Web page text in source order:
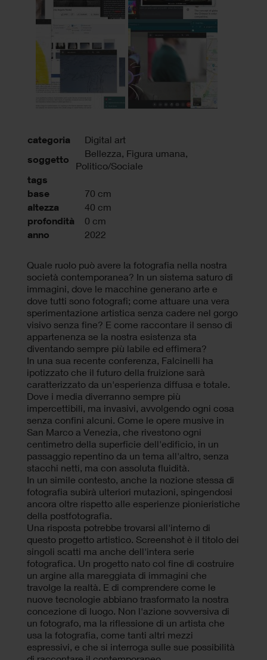
categoria Digital art
soggetto
Bellezza, Figura umana,
Politico/Sociale
tags
base
70 cm
altezza 40 cm
profondità 0 cm
anno 2022
Quale ruolo può avere la fotografia nella nostra
società contemporanea? In un sistema saturo di
immagini, dove le macchine generano arte e
dove tutti sono fotografi; come attuare una vera
sperimentazione artistica senza cadere nel gorgo
visivo senza fine? E come raccontare il senso di
appartenenza se la nostra esistenza sta
diventando sempre più labile ed effimera?
In una sua recente conferenza, Falcinelli ha
ipotizzato che il futuro della fruizione sarà
caratterizzato da un'esperienza diffusa e totale.
Dove i media diverranno sempre più
impercettibili, ma invasivi, avvolgendo ogni cosa
senza confini alcuni. Come le opere musive in
San Marco a Venezia, che rivestono ogni
centimetro della superficie dell'edificio, in un
passaggio repentino da un tema all'altro, senza
stacchi netti, ma con assoluta fluidità.
In un simile contesto, anche la nozione stessa di
fotografia subirà ulteriori mutazioni, spingendosi
ancora oltre rispetto alle esperienze pionieristiche
della postfotografia.
Una risposta potrebbe trovarsi all'interno di
questo progetto artistico. Screenshot è il titolo dei
singoli scatti ma anche dell'intera serie
fotografica. Un progetto nato col fine di costruire
un argine alla mareggiata di immagini che
travolge la realtà. E di comprendere come le
nuove tecnologie abbiano trasformato la nostra
concezione di luogo. Non l'azione sovversiva di
un fotografo, ma la riflessione di un artista che
usa la fotografia, come tanti altri mezzi
espressivi, e che si interroga sulle sue possibilità